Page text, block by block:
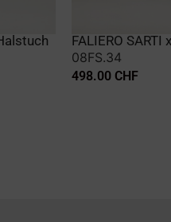
FALIERO
08FS.34
498.00 CHF